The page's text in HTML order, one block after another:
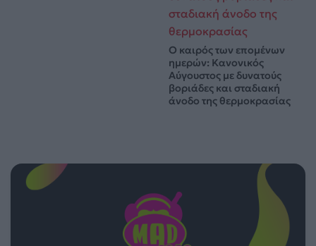
Ο καιρός των επομένων
ημερών: Κανονικός
Αύγουστος με δυνατούς
βοριάδες και σταδιακή
άνοδο της θερμοκρασίας